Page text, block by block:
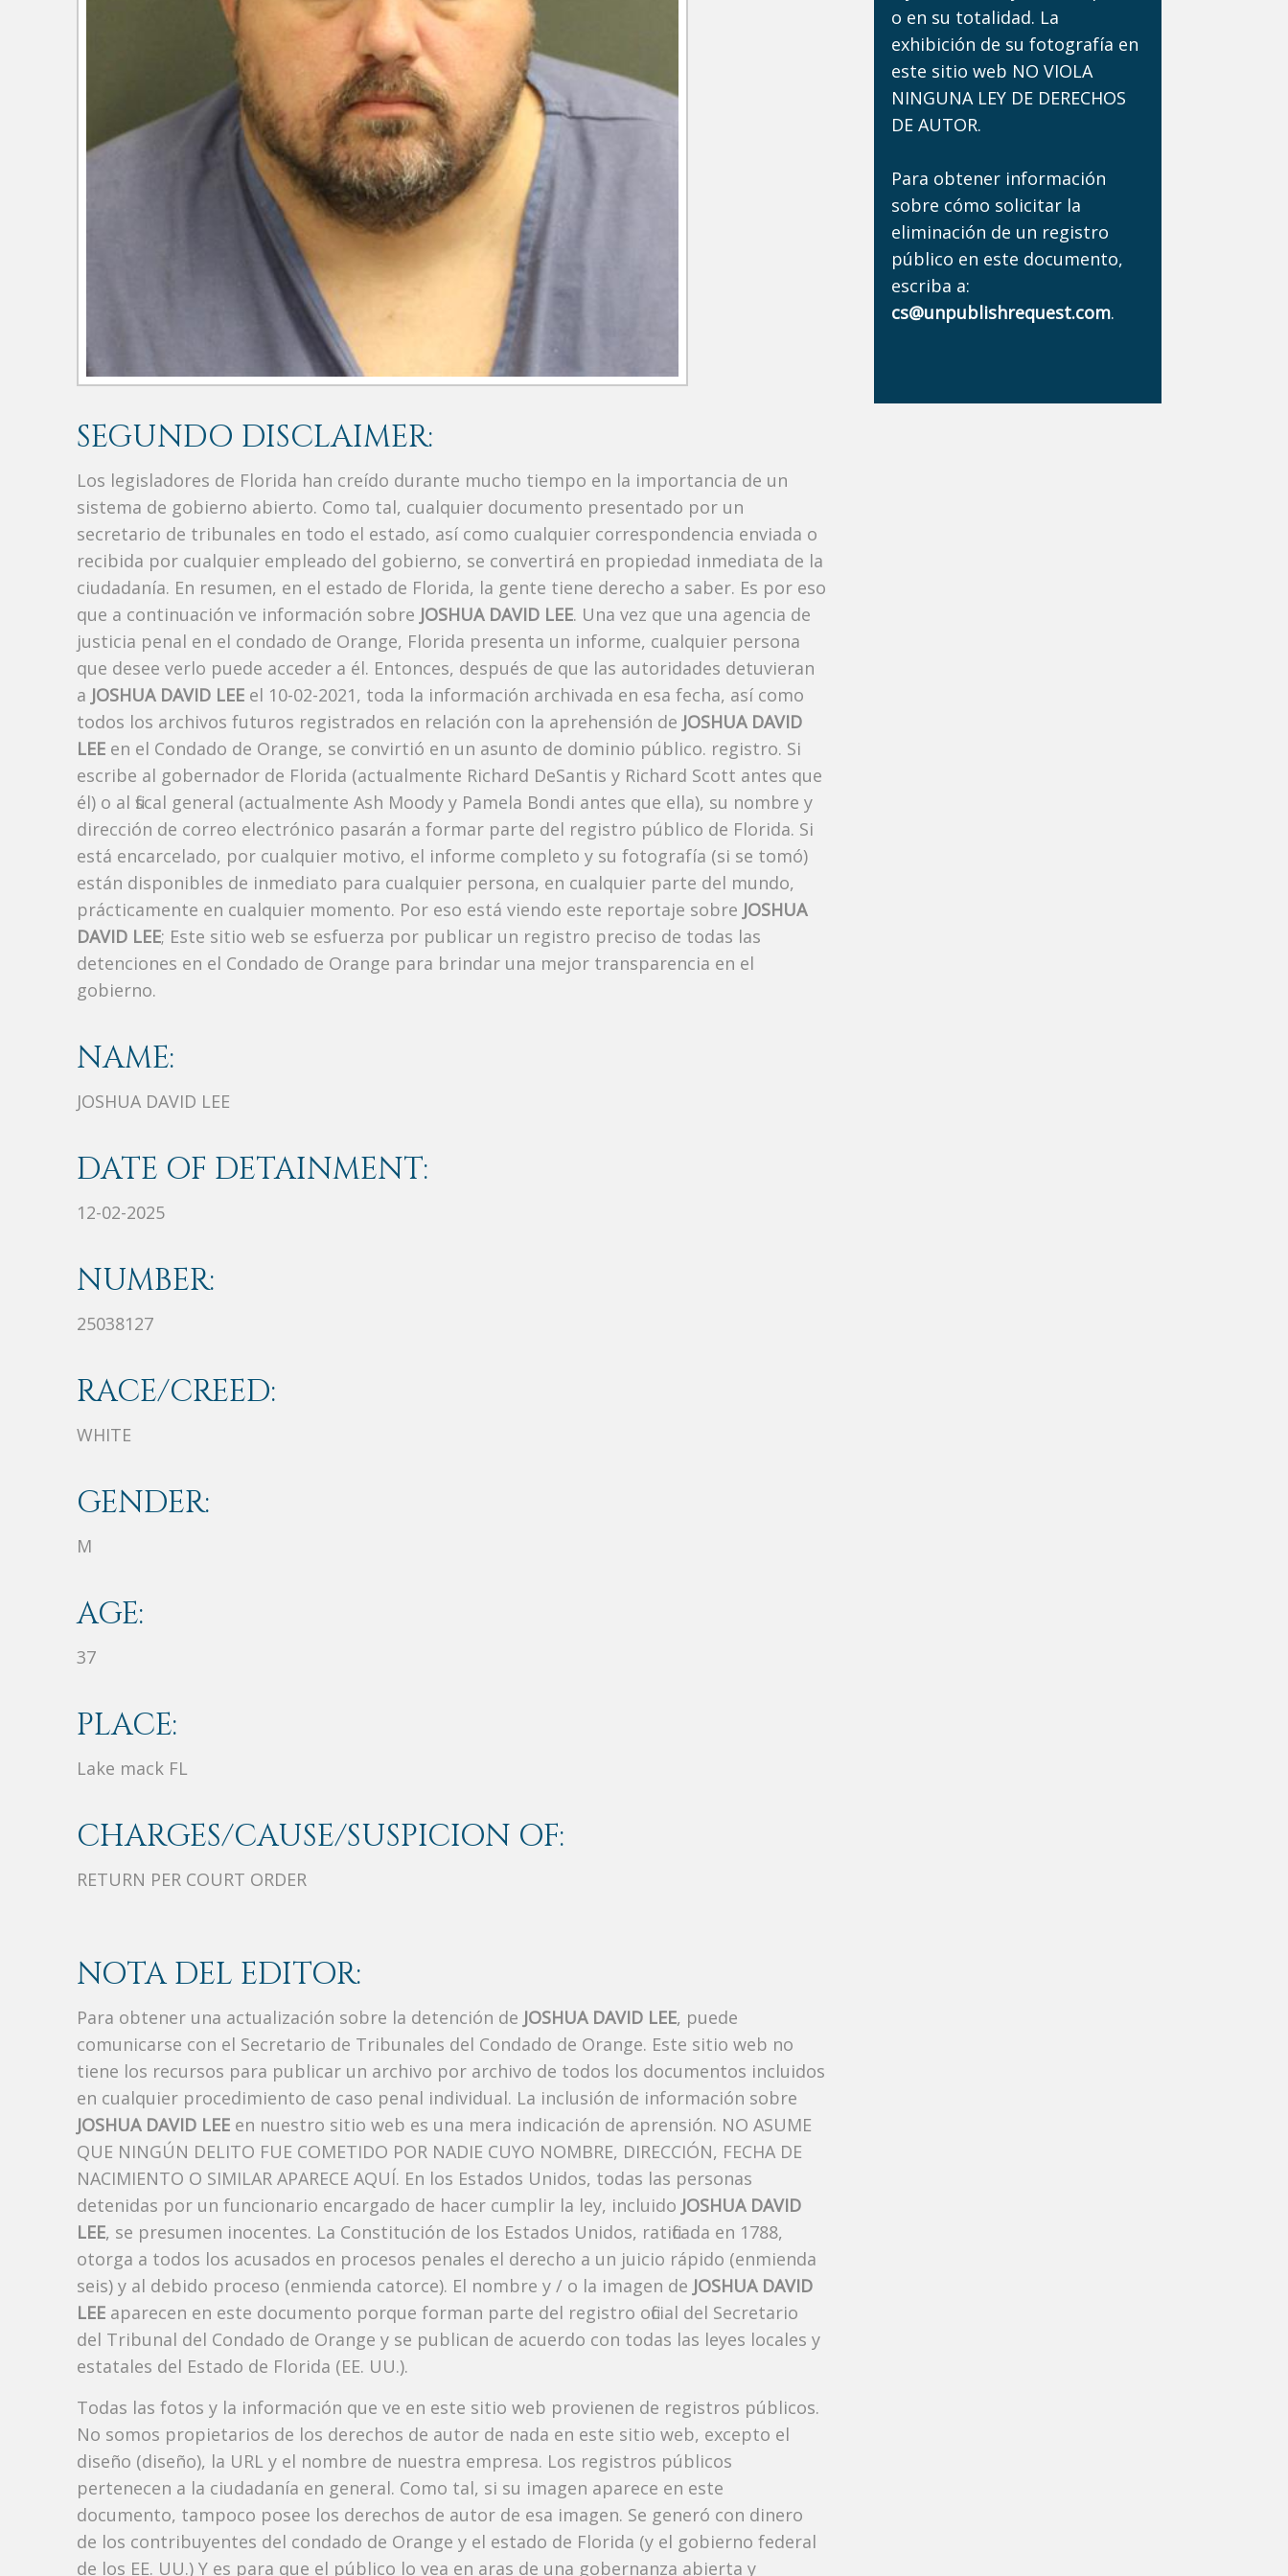
SEGUNDO DISCLAIMER:
Los legisladores de Florida han creído durante mucho tiempo en la importancia de un
sistema de gobierno abierto. Como tal, cualquier documento presentado por un
secretario de tribunales en todo el estado, así como cualquier correspondencia enviada o
recibida por cualquier empleado del gobierno, se convertirá en propiedad inmediata de la
ciudadanía. En resumen, en el estado de Florida, la gente tiene derecho a saber. Es por eso
que a continuación ve información sobre JOSHUA DAVID LEE. Una vez que una agencia de
justicia penal en el condado de Orange, Florida presenta un informe, cualquier persona
que desee verlo puede acceder a él. Entonces, después de que las autoridades detuvieran
a JOSHUA DAVID LEE el 10-02-2021, toda la información archivada en esa fecha, así como
todos los archivos futuros registrados en relación con la aprehensión de JOSHUA DAVID
LEE en el Condado de Orange, se convirtió en un asunto de dominio público. registro. Si
escribe al gobernador de Florida (actualmente Richard DeSantis y Richard Scott antes que
él) o al fiscal general (actualmente Ash Moody y Pamela Bondi antes que ella), su nombre y
dirección de correo electrónico pasarán a formar parte del registro público de Florida. Si
está encarcelado, por cualquier motivo, el informe completo y su fotografía (si se tomó)
están disponibles de inmediato para cualquier persona, en cualquier parte del mundo,
prácticamente en cualquier momento. Por eso está viendo este reportaje sobre JOSHUA
DAVID LEE; Este sitio web se esfuerza por publicar un registro preciso de todas las
detenciones en el Condado de Orange para brindar una mejor transparencia en el
gobierno.
NAME:
JOSHUA DAVID LEE
DATE OF DETAINMENT:
12-02-2025
NUMBER:
25038127
RACE/CREED:
WHITE
GENDER:
M
AGE:
37
PLACE:
Lake mack FL
CHARGES/CAUSE/SUSPICION OF:
RETURN PER COURT ORDER
NOTA DEL EDITOR:
Para obtener una actualización sobre la detención de JOSHUA DAVID LEE, puede
comunicarse con el Secretario de Tribunales del Condado de Orange. Este sitio web no
tiene los recursos para publicar un archivo por archivo de todos los documentos incluidos
en cualquier procedimiento de caso penal individual. La inclusión de información sobre
JOSHUA DAVID LEE en nuestro sitio web es una mera indicación de aprensión. NO ASUME
QUE NINGÚN DELITO FUE COMETIDO POR NADIE CUYO NOMBRE, DIRECCIÓN, FECHA DE
NACIMIENTO O SIMILAR APARECE AQUÍ. En los Estados Unidos, todas las personas
detenidas por un funcionario encargado de hacer cumplir la ley, incluido JOSHUA DAVID
LEE, se presumen inocentes. La Constitución de los Estados Unidos, ratificada en 1788,
otorga a todos los acusados ​​en procesos penales el derecho a un juicio rápido (enmienda
seis) y al debido proceso (enmienda catorce). El nombre y / o la imagen de JOSHUA DAVID
LEE aparecen en este documento porque forman parte del registro oficial del Secretario
del Tribunal del Condado de Orange y se publican de acuerdo con todas las leyes locales y
estatales del Estado de Florida (EE. UU.).
Todas las fotos y la información que ve en este sitio web provienen de registros públicos.
No somos propietarios de los derechos de autor de nada en este sitio web, excepto el
diseño (diseño), la URL y el nombre de nuestra empresa. Los registros públicos
pertenecen a la ciudadanía en general. Como tal, si su imagen aparece en este
documento, tampoco posee los derechos de autor de esa imagen. Se generó con dinero
de los contribuyentes del condado de Orange y el estado de Florida (y el gobierno federal
de los EE. UU.) Y es para que el público lo vea en aras de una gobernanza abierta y
o en su totalidad. La
exhibición de su fotografía en
este sitio web NO VIOLA
NINGUNA LEY DE DERECHOS
DE AUTOR.
Para obtener información
sobre cómo solicitar la
eliminación de un registro
público en este documento,
escriba a:
cs@unpublishrequest.com.